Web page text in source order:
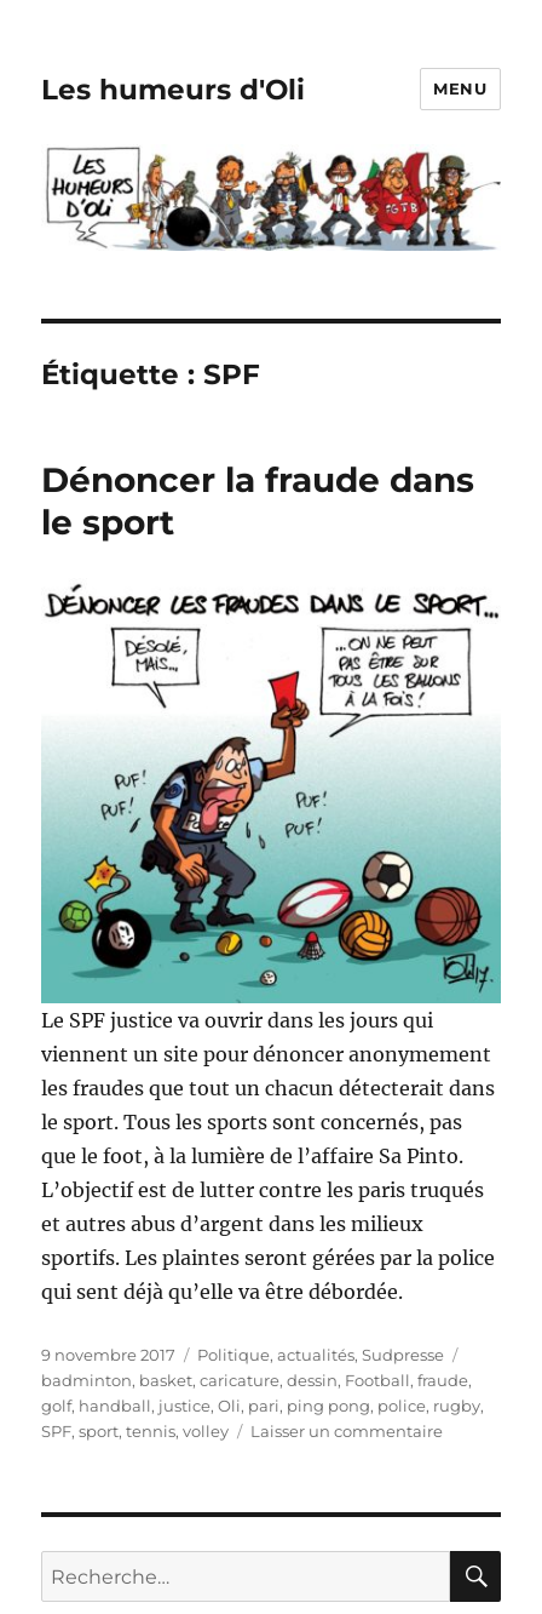
Les humeurs d'Oli MENU
Étiquette :SPF
Dénoncer la fraude dans
le sport
Le SPF justice va ouvrir dans les jours qui
viennent un site pour dénoncer anonymement
les fraudes que tout un chacun détecterait dans
le sport. Tous les sports sont concernés, pas
que le foot, à la lumière de l’affaire Sa Pinto.
L’objectif est de lutter contre les paris truqués
et autres abus d’argent dans les milieux
sportifs. Les plaintes seront gérées par la police
qui sent déjà qu’elle va être débordée.
Publié
le
9 novembre 2017 Catégories
Politique, actualités,Sudpresse
badminton, basket,caricature,dessin, Football,fraude,
golf, handball, justice,Oli, pari, ping pong, police, rugby,
SPF,sport,tennis,volley Laisser un commentairesur
le
sport
Recherche
pour :